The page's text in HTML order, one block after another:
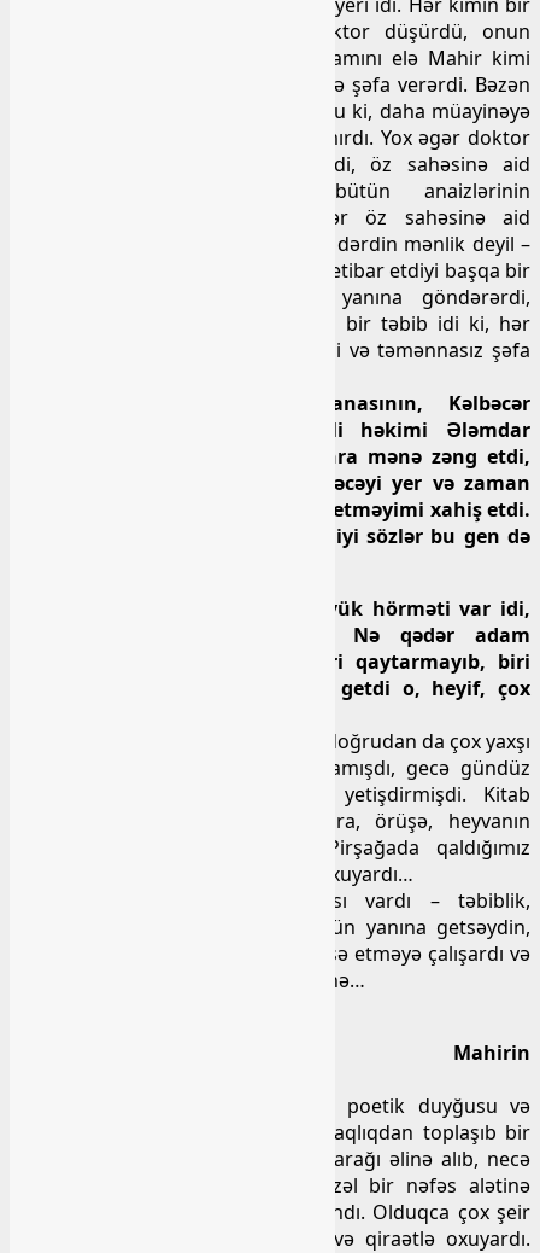
xəstəsi olsaydı, yadına Sabir doktor düşürdü, onun
yanına qaçırdı. Sabir doktor da hamını elə Mahir kimi
qarşılayar, öncə zarafatı, şirin dili ilə şəfa verərdi. Bəzən
onun bu növ şəfası elə təsirli olurdu ki, daha müayinəyə
və müalicəyə getməyə ehtiyac qalmırdı. Yox əgər doktor
xəstəliyin ciddi olduğunu görsəydi, öz sahəsinə aid
olardısa, qabağına düşüb bütün anaizlərinin
götürülməsini təşkil edərdi. Əgər öz sahəsinə aid
deyildisə, bir dəfə də olsun – sənin dərdin mənlik deyil –
deməzdi, bir az düşünüb, inandığı, etibar etdiyi başqa bir
həkimi tövsiyə edər və onun yanına göndərərdi,
göndərməzdi, özü aparardı. O elə bir təbib idi ki, hər
kəsin dərdini öz dərdi hesab edirdi və təmənnasız şəfa
Qarayev adına uşaq xəstəxanasının, Kəlbəcər
rayonundan olan çox hörmətli həkimi Ələmdar
Cəfərov Mahirin ölümündən sonra mənə zəng etdi,
qırxını soruşdu və məclis geciriləcəyi yer və zaman
barəsində onu öncədən xəbərdar etməyimi xahiş etdi.
Onun o zaman çox təəssüflə dediyi sözlər bu gen də
Ə, o yaman oğlanıdı, ə! Çox böyük hörməti var idi,
kəlbəcərlilərin dayaq yeri idi. Nə qədər adam
göndərmişəm yanına, birini geri qaytarmayıb, biri
ondan narazılıq etməyib. Eldən getdi o, heyif, çox
Mahir əmioğlu Sabir həkim olaraq doğrudan da çox yaxşı
həkim idi, o buna asan nail olmamışdı, gecə gündüz
oxumuşdu, hazırlaşmışdı, özünü yetişdirmişdi. Kitab
əlindən düşməzdi, kənddə dağlara, örüşə, heyvanın
dalınca gedəndə də oxuyardı, Pirşağada qaldığımız
zamanlar da hər zaman axşamlar oxuyardı…
Onun həyatda bir çox missiyası vardı – təbiblik,
qayğıkeşlik və qulluq! Hansı iş üçün yanına getsəydin,
əlindən heç nə gəlməzsə belə, nə isə etməyə çalışardı və
ən azı yaxşı bir məsləhət verərdi sənə…
Mahirin
Mahir çox duyğulu bir insan idi, poetik duyğusu və
musiqi duyumu çox zəngin idi. Uşaqlıqdan toplaşıb bir
balaca məclis quran kimi dərhal darağı əlinə alıb, necə
isə bir kağıza bükərdi və elə gözəl bir nəfəs alətinə
çevirərdi ki, deyərdin sanki balabandı. Olduqca çox şeir
bilərdi, əzbərdən, çox intonasiya və qiraətlə oxuyardı.